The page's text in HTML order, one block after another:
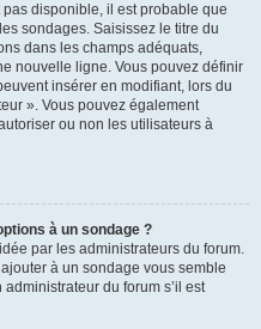
disponible, il est probable que
sondages. Saisissez le titre du
dans les champs adéquats,
nouvelle ligne. Vous pouvez définir
insérer en modifiant, lors du
». Vous pouvez également
ou non les utilisateurs à
à un sondage ?
par les administrateurs du forum.
à un sondage vous semble
du forum s’il est